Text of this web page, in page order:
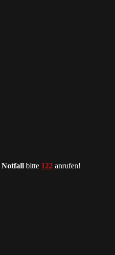
Notfall bitte 122 anrufen!